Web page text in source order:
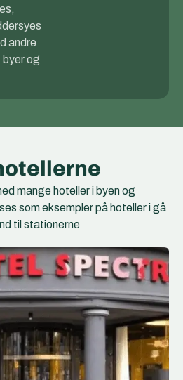
andre
og
mange hoteller i byen og
som eksempler på hoteller i gå
til stationerne